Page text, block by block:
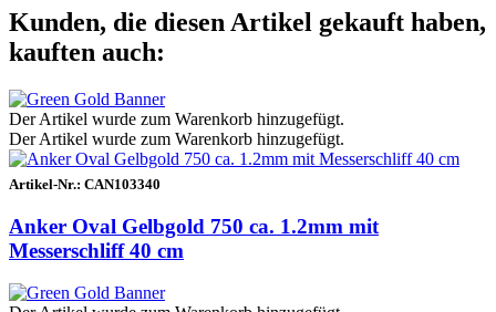
Kunden, die diesen Artikel gekauft haben,
kauften auch:
Der Artikel wurde zum Warenkorb hinzugefügt.
Der Artikel wurde zum Warenkorb hinzugefügt.
Artikel-Nr.: CAN103340
Anker Oval Gelbgold 750 ca. 1.2mm mit
Messerschliff 40 cm